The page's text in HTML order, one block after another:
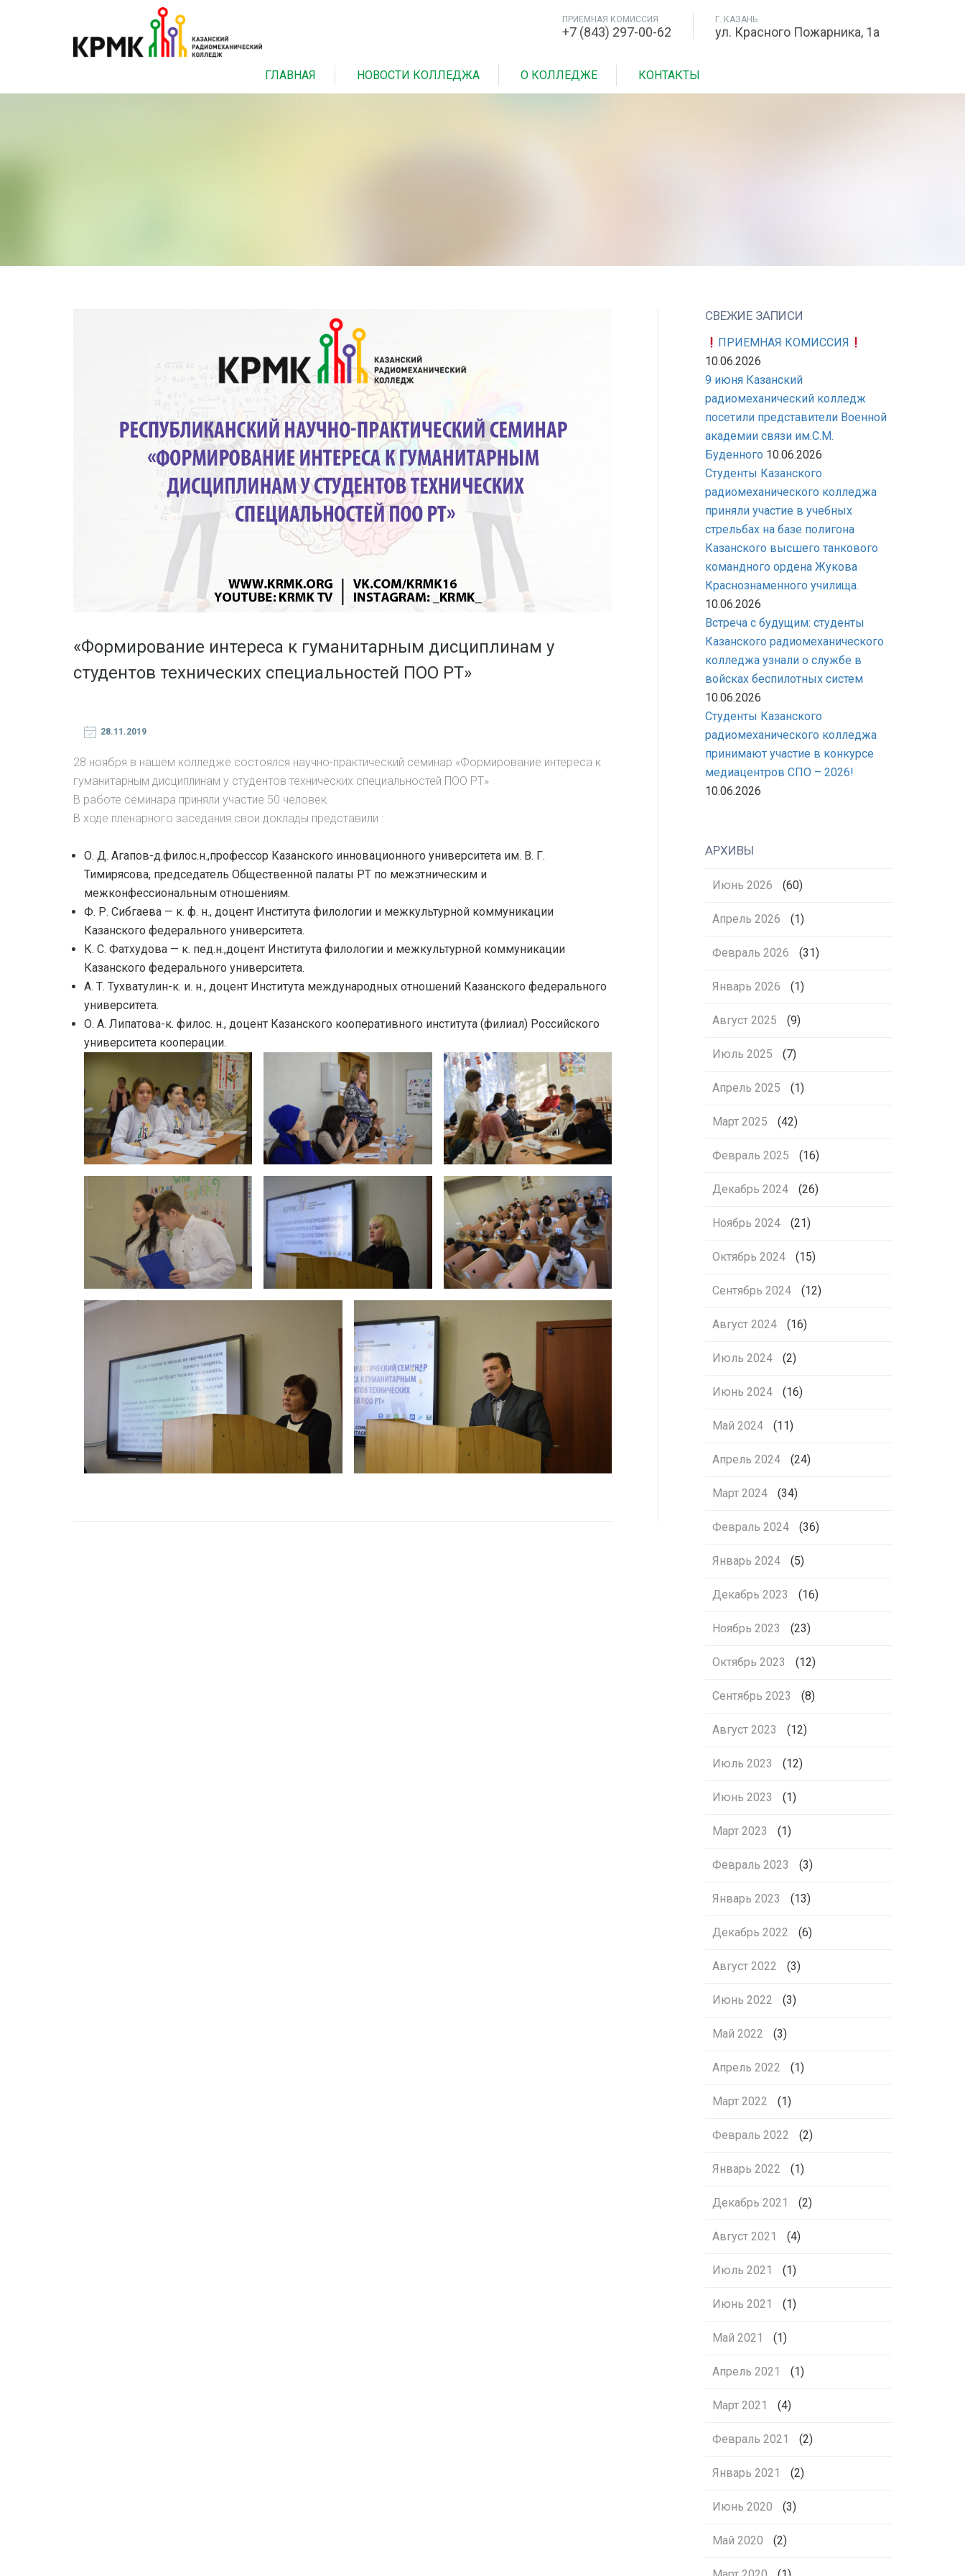
ПРИЕМНАЯ КОМИССИЯ
+7 (843) 297-00-62
Г. КАЗАНЬ
ул. Красного Пожарника, 1а
ГЛАВНАЯ НОВОСТИ КОЛЛЕДЖА О КОЛЛЕДЖЕ КОНТАКТЫ
«Формирование интереса к гуманитарным дисциплинам у
студентов технических специальностей ПОО РТ»
28.11.2019
28 ноября в нашем колледже состоялся научно-практический семинар «Формирование интереса к
гуманитарным дисциплинам у студентов технических специальностей ПОО РТ»
В работе семинара приняли участие 50 человек.
В ходе пленарного заседания свои доклады представили :
О. Д. Агапов-д.филос.н.,профессор Казанского инновационного университета им. В. Г.
Тимирясова, председатель Общественной палаты РТ по межэтническим и
межконфессиональным отношениям.
Ф. Р. Сибгаева — к. ф. н., доцент Института филологии и межкультурной коммуникации
Казанского федерального университета.
К. С. Фатхудова — к. пед.н.,доцент Института филологии и межкультурной коммуникации
Казанского федерального университета.
А. Т. Тухватулин-к. и. н., доцент Института международных отношений Казанского федерального
университета.
О. А. Липатова-к. филос. н., доцент Казанского кооперативного института (филиал) Российского
университета кооперации.
СВЕЖИЕ ЗАПИСИ
ПРИЕМНАЯ КОМИССИЯ
10.06.2026
9 июня Казанский
радиомеханический колледж
посетили представители Военной
академии связи им.С.М.
Буденного 10.06.2026
Студенты Казанского
радиомеханического колледжа
приняли участие в учебных
стрельбах на базе полигона
Казанского высшего танкового
командного ордена Жукова
Краснознаменного училища.
10.06.2026
Встреча с будущим: студенты
Казанского радиомеханического
колледжа узнали о службе в
войсках беспилотных систем
10.06.2026
Студенты Казанского
радиомеханического колледжа
принимают участие в конкурсе
медиацентров СПО – 2026!
10.06.2026
АРХИВЫ
Июнь 2026 (60)
Апрель 2026 (1)
Февраль 2026 (31)
Январь 2026 (1)
Август 2025 (9)
Июль 2025 (7)
Апрель 2025 (1)
Март 2025 (42)
Февраль 2025 (16)
Декабрь 2024 (26)
Ноябрь 2024 (21)
Октябрь 2024 (15)
Сентябрь 2024 (12)
Август 2024 (16)
Июль 2024 (2)
Июнь 2024 (16)
Май 2024 (11)
Апрель 2024 (24)
Март 2024 (34)
Февраль 2024 (36)
Январь 2024 (5)
Декабрь 2023 (16)
Ноябрь 2023 (23)
Октябрь 2023 (12)
Сентябрь 2023 (8)
Август 2023 (12)
Июль 2023 (12)
Июнь 2023 (1)
Март 2023 (1)
Февраль 2023 (3)
Январь 2023 (13)
Декабрь 2022 (6)
Август 2022 (3)
Июнь 2022 (3)
Май 2022 (3)
Апрель 2022 (1)
Март 2022 (1)
Февраль 2022 (2)
Январь 2022 (1)
Декабрь 2021 (2)
Август 2021 (4)
Июль 2021 (1)
Июнь 2021 (1)
Май 2021 (1)
Апрель 2021 (1)
Март 2021 (4)
Февраль 2021 (2)
Январь 2021 (2)
Июнь 2020 (3)
Май 2020 (2)